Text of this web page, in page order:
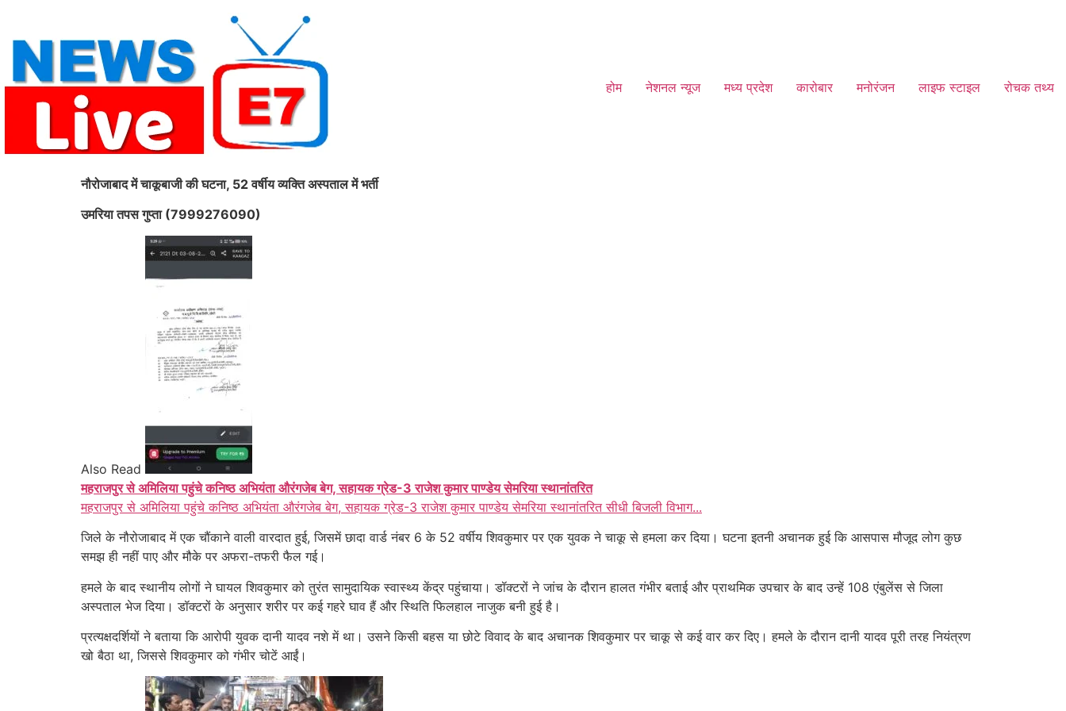
content
होम नेशनल न्यूज मध्य प्रदेश कारोबार मनोरंजन लाइफ स्टाइल रोचक तथ्य
नौरोजाबाद में चाकूबाजी की घटना, 52 वर्षीय व्यक्ति अस्पताल में भर्ती
उमरिया तपस गुप्ता (7999276090)
Also Read
महराजपुर से अमिलिया पहुंचे कनिष्ठ अभियंता औरंगजेब बेग, सहायक ग्रेड-3 राजेश कुमार पाण्डेय सेमरिया स्थानांतरित
महराजपुर से अमिलिया पहुंचे कनिष्ठ अभियंता औरंगजेब बेग, सहायक ग्रेड-3 राजेश कुमार पाण्डेय सेमरिया स्थानांतरित सीधी बिजली विभाग...
जिले के नौरोजाबाद में एक चौंकाने वाली वारदात हुई, जिसमें छादा वार्ड नंबर 6 के 52 वर्षीय शिवकुमार पर एक युवक ने चाकू से हमला कर दिया। घटना इतनी अचानक हुई कि आसपास मौजूद लोग कुछ
समझ ही नहीं पाए और मौके पर अफरा-तफरी फैल गई।
हमले के बाद स्थानीय लोगों ने घायल शिवकुमार को तुरंत सामुदायिक स्वास्थ्य केंद्र पहुंचाया। डॉक्टरों ने जांच के दौरान हालत गंभीर बताई और प्राथमिक उपचार के बाद उन्हें 108 एंबुलेंस से जिला
अस्पताल भेज दिया। डॉक्टरों के अनुसार शरीर पर कई गहरे घाव हैं और स्थिति फिलहाल नाजुक बनी हुई है।
प्रत्यक्षदर्शियों ने बताया कि आरोपी युवक दानी यादव नशे में था। उसने किसी बहस या छोटे विवाद के बाद अचानक शिवकुमार पर चाकू से कई वार कर दिए। हमले के दौरान दानी यादव पूरी तरह नियंत्रण
खो बैठा था, जिससे शिवकुमार को गंभीर चोटें आईं।